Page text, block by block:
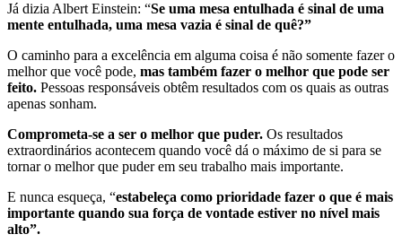
Já dizia Albert Einstein: “Se uma mesa entulhada é sinal de uma
mente entulhada, uma mesa vazia é sinal de quê?”
O caminho para a excelência em alguma coisa é não somente fazer o
melhor que você pode, mas também fazer o melhor que pode ser
feito. Pessoas responsáveis obtêm resultados com os quais as outras
apenas sonham.
Comprometa-se a ser o melhor que puder. Os resultados
extraordinários acontecem quando você dá o máximo de si para se
tornar o melhor que puder em seu trabalho mais importante.
E nunca esqueça, “estabeleça como prioridade fazer o que é mais
importante quando sua força de vontade estiver no nível mais
alto”.